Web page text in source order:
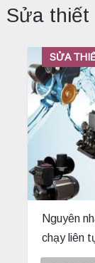
Sửa thiết
SỬA
Nguyên
chạy liên